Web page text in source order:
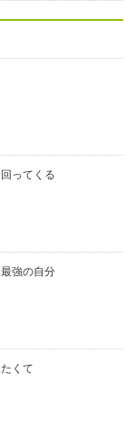
ってくる
強の自分
くて